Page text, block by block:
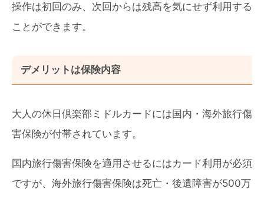
操作は初回のみ、次回からは残高を気にせず利用する
ことができます。
デメリットは保険内容
大人の休日倶楽部ミドルカードには国内・海外旅行傷
害保険が付帯されています。
国内旅行傷害保険を適用させるにはカード利用が必須
ですが、海外旅行傷害保険は死亡・後遺障害が500万